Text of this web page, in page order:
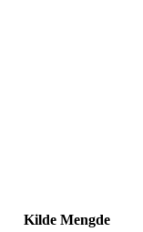
Kilde Mengde